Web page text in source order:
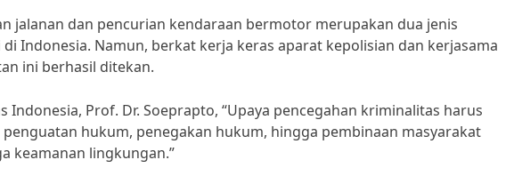
jalanan dan pencurian kendaraan bermotor merupakan dua jenis
Indonesia. Namun, berkat kerja keras aparat kepolisian dan kerjasama
ini berhasil ditekan.
Prof. Dr. Soeprapto, “Upaya pencegahan kriminalitas harus
hukum, penegakan hukum, hingga pembinaan masyarakat
keamanan lingkungan.”